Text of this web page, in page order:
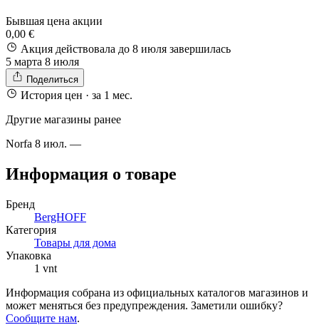
Бывшая цена акции
0,00 €
Акция действовала до 8 июля завершилась
5 марта 8 июля
Поделиться
История цен · за 1 мес.
Другие магазины ранее
Norfa 8 июл. —
Информация о товаре
Бренд
BergHOFF
Категория
Товары для дома
Упаковка
1 vnt
Информация собрана из официальных каталогов магазинов и
может меняться без предупреждения. Заметили ошибку?
Сообщите нам.